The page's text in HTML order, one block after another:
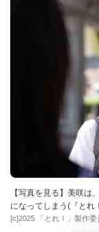
【写真を見る】美咲は
になってしまう(『とれ
[c]2025 「とれ！」製作委